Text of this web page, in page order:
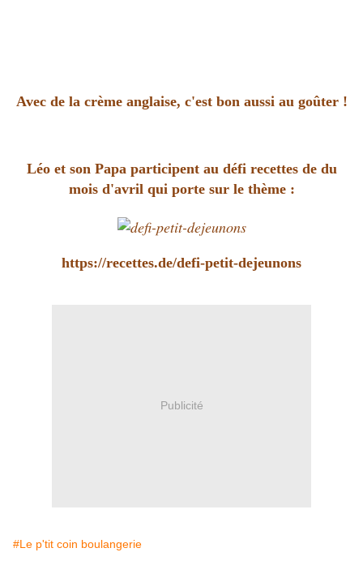
Avec de la crème anglaise, c'est bon aussi au goûter !
Léo et son Papa participent au défi recettes de du
mois d'avril qui porte sur le thème :
https://recettes.de/defi-petit-dejeunons
Publicité
#Le p'tit coin boulangerie